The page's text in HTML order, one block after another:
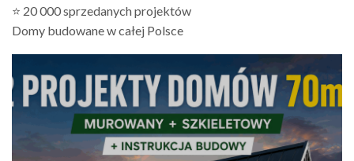
⭐ 20 000 sprzedanych projektów
Domy budowane w całej Polsce